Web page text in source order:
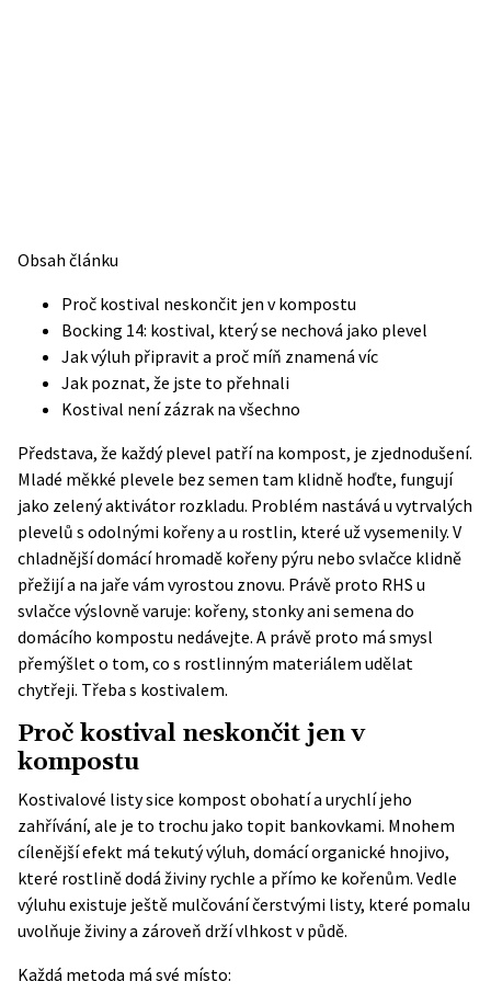
Obsah článku
Proč kostival neskončit jen v kompostu
Bocking 14: kostival, který se nechová jako plevel
Jak výluh připravit a proč míň znamená víc
Jak poznat, že jste to přehnali
Kostival není zázrak na všechno
Představa, že každý plevel patří na kompost, je zjednodušení.
Mladé měkké plevele bez semen tam klidně hoďte, fungují
jako zelený aktivátor rozkladu. Problém nastává u vytrvalých
plevelů s odolnými kořeny a u rostlin, které už vysemenily. V
chladnější domácí hromadě kořeny pýru nebo svlačce klidně
přežijí a na jaře vám vyrostou znovu. Právě proto RHS u
svlačce výslovně varuje: kořeny, stonky ani semena do
domácího kompostu nedávejte. A právě proto má smysl
přemýšlet o tom, co s rostlinným materiálem udělat
chytřeji. Třeba s kostivalem.
Proč kostival neskončit jen v
kompostu
Kostivalové listy sice kompost obohatí a urychlí jeho
zahřívání, ale je to trochu jako topit bankovkami. Mnohem
cílenější efekt má tekutý výluh, domácí organické hnojivo,
které rostlině dodá živiny rychle a přímo ke kořenům. Vedle
výluhu existuje ještě mulčování čerstvými listy, které pomalu
uvolňuje živiny a zároveň drží vlhkost v půdě.
Každá metoda má své místo: